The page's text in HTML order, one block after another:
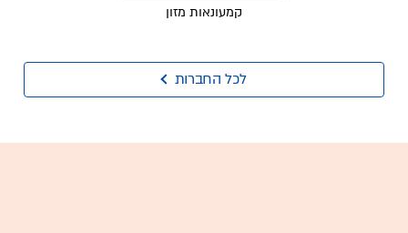
קמעונאות מזון
לכל החברות